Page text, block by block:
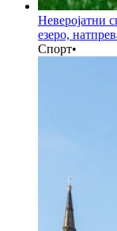
Неверојатни
езеро,
Спорт•